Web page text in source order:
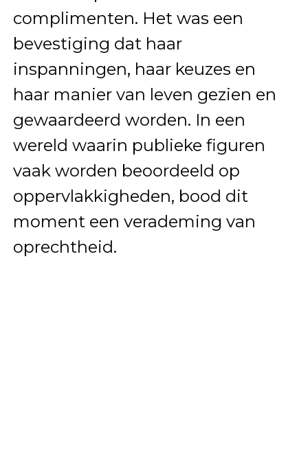
complimenten. Het was een
bevestiging dat haar
inspanningen, haar keuzes en
haar manier van leven gezien en
gewaardeerd worden. In een
wereld waarin publieke figuren
vaak worden beoordeeld op
oppervlakkigheden, bood dit
moment een verademing van
oprechtheid.